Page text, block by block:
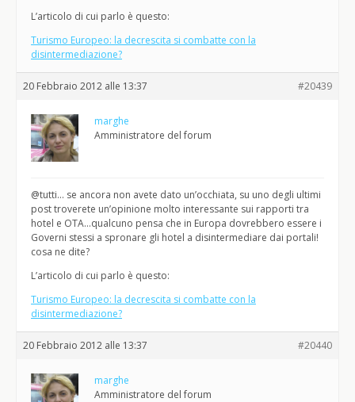
L’articolo di cui parlo è questo:
Turismo Europeo: la decrescita si combatte con la
disintermediazione?
20 Febbraio 2012 alle 13:37 #20439
marghe
Amministratore del forum
@tutti… se ancora non avete dato un’occhiata, su uno degli ultimi
post troverete un’opinione molto interessante sui rapporti tra
hotel e OTA…qualcuno pensa che in Europa dovrebbero essere i
Governi stessi a spronare gli hotel a disintermediare dai portali!
cosa ne dite?
L’articolo di cui parlo è questo:
Turismo Europeo: la decrescita si combatte con la
disintermediazione?
20 Febbraio 2012 alle 13:37 #20440
marghe
Amministratore del forum